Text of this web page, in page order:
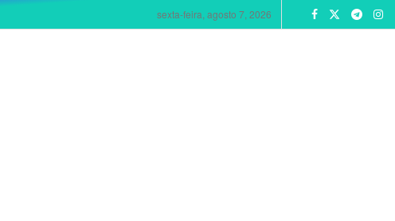
sexta-feira, agosto 7, 2026